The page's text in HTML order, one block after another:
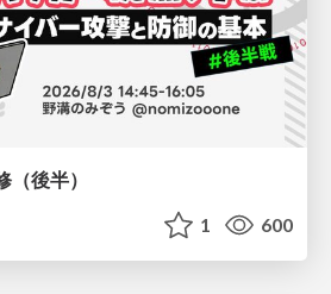
後半）
1 600